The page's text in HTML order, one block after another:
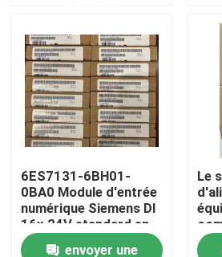
Contactez-nous
Demandez une citation
Servomoteur industriel
Commandes servo industrielles
Amplificateur servo à C.A.
6ES7131-6BH01-
0BA0 Module d'entrée
numérique Siemens DI
16x 24V standard en
courant continu
envoyer une
Le